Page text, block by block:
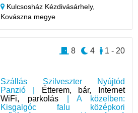
Kulcsosház Kézdivásárhely,
Kovászna megye
Szállás Szilveszter Nyújtód
Panzió |
Étterem, bár, Internet
WiFi, parkolás| A közelben:
Kisgalgóc falu középkori
1 - 20
4
8